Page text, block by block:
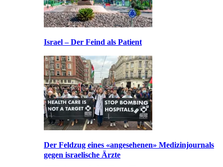
Israel – Der Feind als Patient
Der Feldzug eines «angesehenen» Medizinjournals
gegen israelische Ärzte